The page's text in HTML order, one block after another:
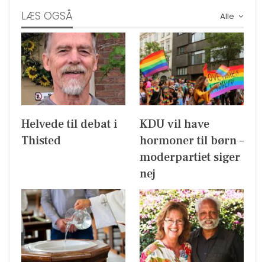
Alle
LÆS OGSÅ
Helvede til debat i
Thisted
KDU vil have
hormoner til børn –
moderpartiet siger
nej